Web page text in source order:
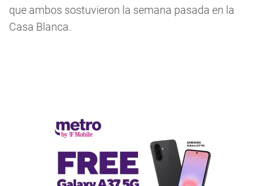
que ambos sostuvieron la semana pasada en la
Casa Blanca.